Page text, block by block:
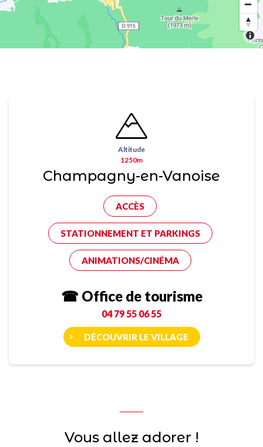
Altitude
1250m
Champagny-en-Vanoise
ACCÈS
STATIONNEMENT ET PARKINGS
ANIMATIONS/CINÉMA
☎ Office de tourisme
04 79 55 06 55
DÉCOUVRIR LE VILLAGE
Vous allez adorer !